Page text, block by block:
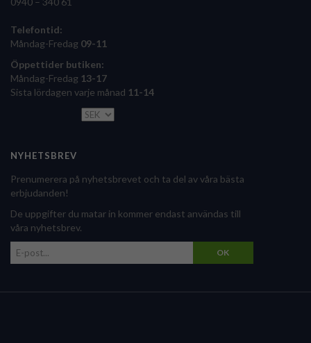
Telefontid:
Måndag-Fredag 09-11
Öppettider butiken:
Måndag-Fredag 13-17
Sista lördagen varje månad 11-14
NYHETSBREV
Prenumerera på nyhetsbrevet och ta del av våra bästa
erbjudanden!
De uppgifter du matar in kommer endast användas till
våra nyhetsbrev.
OK